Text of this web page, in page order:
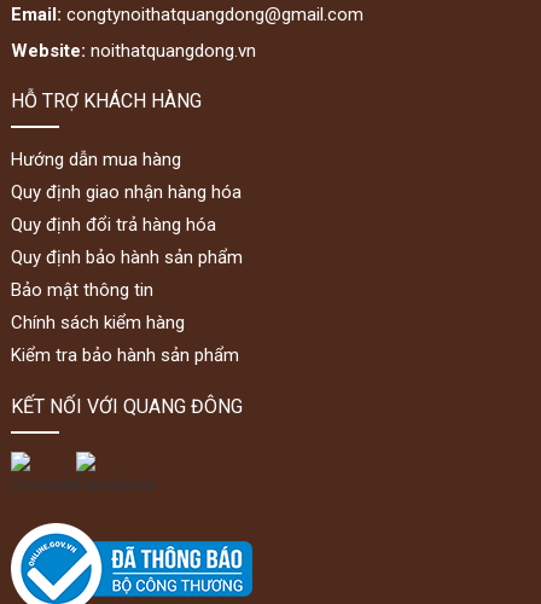
Email: congtynoithatquangdong@gmail.com
Website: noithatquangdong.vn
HỖ TRỢ KHÁCH HÀNG
Hướng dẫn mua hàng
Quy định giao nhận hàng hóa
Quy định đổi trả hàng hóa
Quy định bảo hành sản phẩm
Bảo mật thông tin
Chính sách kiểm hàng
Kiểm tra bảo hành sản phẩm
KẾT NỐI VỚI QUANG ĐÔNG